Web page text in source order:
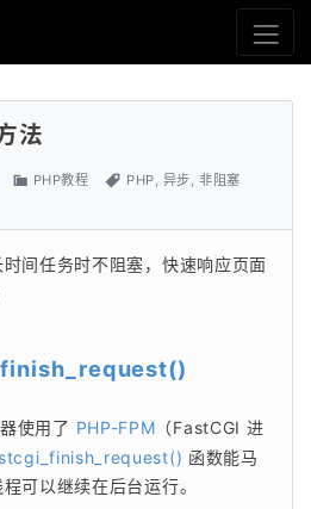
法
PHP教程 PHP, 异步,非阻塞
间任务时不阻塞，快速响应页面
使用了 PHP-FPM （FastCGI 进
函数能马
可以继续在后台运行。